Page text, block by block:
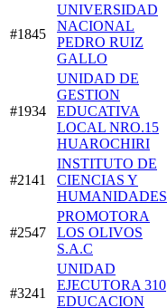
#1845
UNIVERSIDAD
NACIONAL
PEDRO RUIZ
GALLO
#1934
UNIDAD DE
GESTION
EDUCATIVA
LOCAL NRO.15
HUAROCHIRI
#2141
INSTITUTO DE
CIENCIAS Y
HUMANIDADES
#2547
PROMOTORA
LOS OLIVOS
S.A.C
#3241
UNIDAD
EJECUTORA 310
EDUCACION